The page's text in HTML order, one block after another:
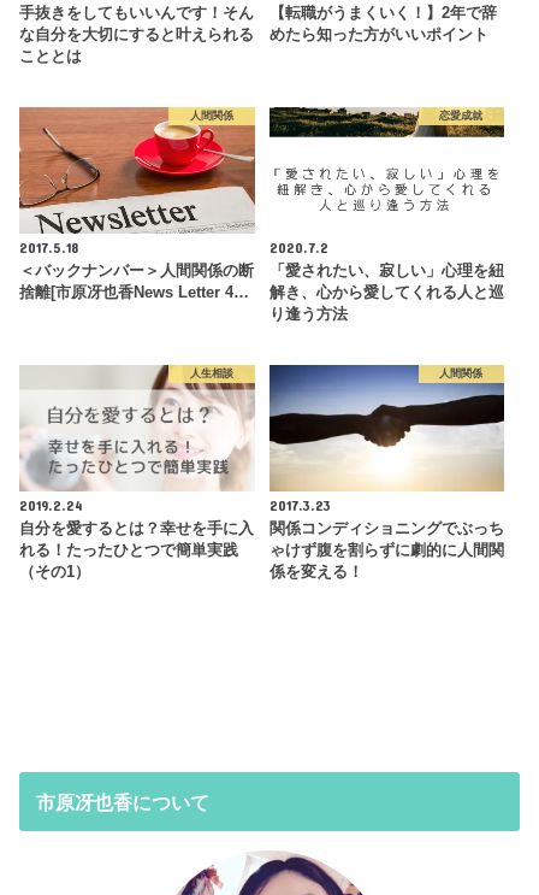
手抜きをしてもいいんです！そん
な自分を大切にすると叶えられる
こととは
【転職がうまくいく！】2年で辞
めたら知った方がいいポイント
人間関係
2017.5.18
＜バックナンバー＞人間関係の断
捨離[市原冴也香News Letter 4…
恋愛成就
2020.7.2
「愛されたい、寂しい」心理を紐
解き、心から愛してくれる人と巡
り逢う方法
人生相談
2019.2.24
自分を愛するとは？幸せを手に入
れる！たったひとつで簡単実践
（その1）
人間関係
2017.3.23
関係コンディショニングでぶっち
ゃけず腹を割らずに劇的に人間関
係を変える！
市原冴也香について